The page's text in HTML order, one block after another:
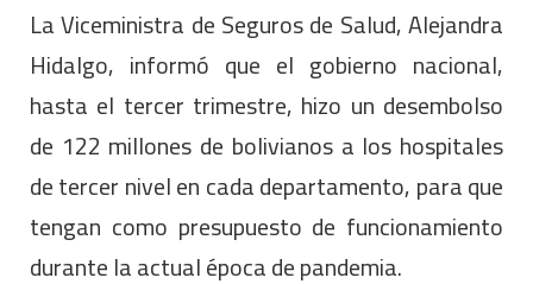
La Viceministra de Seguros de Salud, Alejandra
Hidalgo, informó que el gobierno nacional,
hasta el tercer trimestre, hizo un desembolso
de 122 millones de bolivianos a los hospitales
de tercer nivel en cada departamento, para que
tengan como presupuesto de funcionamiento
durante la actual época de pandemia.